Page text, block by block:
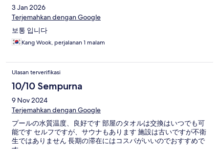
3 Jan 2026
Terjemahkan dengan Google
보통 입니다
Kang Wook, perjalanan 1 malam
Ulasan terverifikasi
10/10 Sempurna
9 Nov 2024
Terjemahkan dengan Google
プールの水質温度、良好です 部屋のタオルは交換はいつでも可
能です セルフですが、サウナもあります 施設は古いですが不衛
生ではありません 長期の滞在にはコスパがいいのでおすすめで